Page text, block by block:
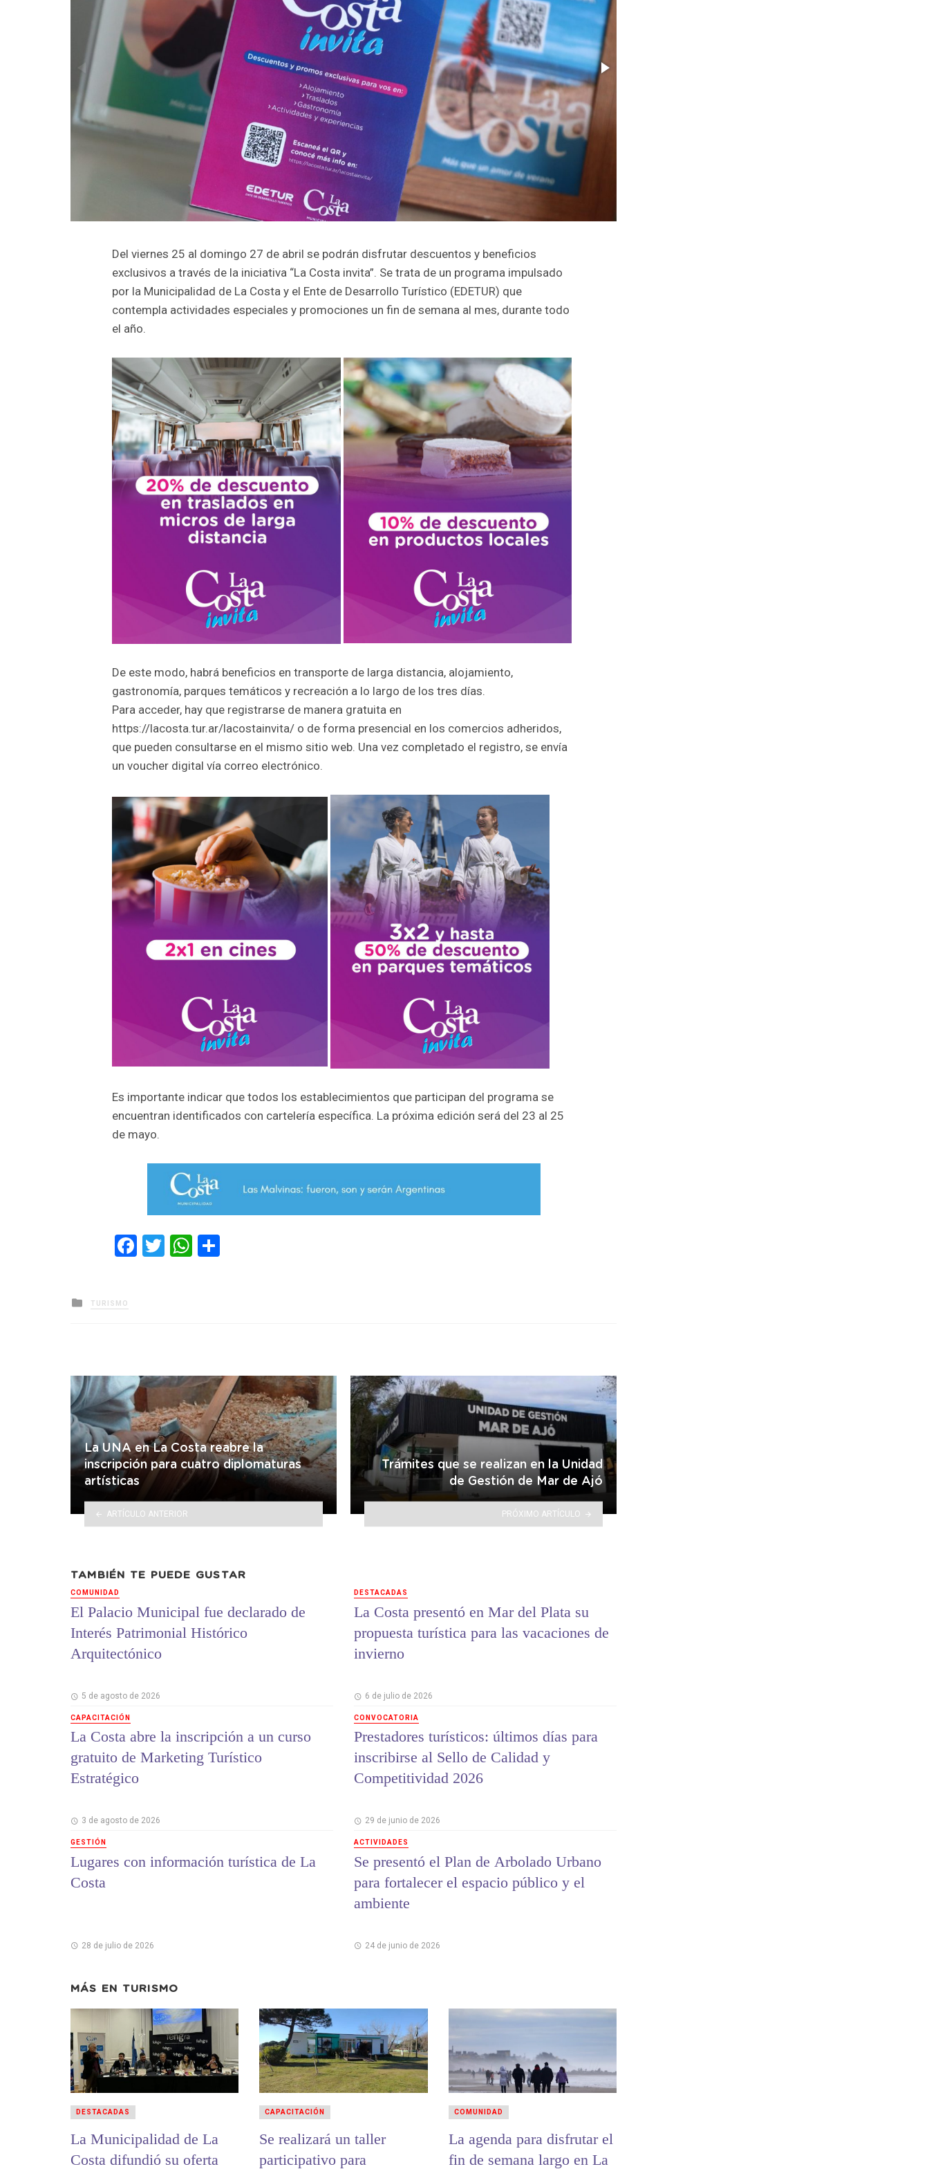
Del viernes 25 al domingo 27 de abril se podrán disfrutar descuentos y beneficios
exclusivos a través de la iniciativa “La Costa invita”. Se trata de un programa impulsado
por la Municipalidad de La Costa y el Ente de Desarrollo Turístico (EDETUR) que
contempla actividades especiales y promociones un fin de semana al mes, durante todo
el año.
De este modo, habrá beneficios en transporte de larga distancia, alojamiento,
gastronomía, parques temáticos y recreación a lo largo de los tres días.
Para acceder, hay que registrarse de manera gratuita en
https://lacosta.tur.ar/lacostainvita/ o de forma presencial en los comercios adheridos,
que pueden consultarse en el mismo sitio web. Una vez completado el registro, se envía
un voucher digital vía correo electrónico.
Es importante indicar que todos los establecimientos que participan del programa se
encuentran identificados con cartelería específica. La próxima edición será del 23 al 25
de mayo.
Facebook
TwitterWhatsApp
Posted
in
TURISMO
La UNA en La Costa reabre la
inscripción para cuatro diplomaturas
artísticas
ARTÍCULO ANTERIOR
Trámites que se realizan en la Unidad
de Gestión de Mar de Ajó
PRÓXIMO ARTÍCULO
TAMBIÉN TE PUEDE GUSTAR
COMUNIDAD
El Palacio Municipal fue declarado de
Interés Patrimonial Histórico
Arquitectónico
5 de agosto de 2026
CAPACITACIÓN
La Costa abre la inscripción a un curso
gratuito de Marketing Turístico
Estratégico
3 de agosto de 2026
GESTIÓN
Lugares con información turística de La
Costa
28 de julio de 2026
DESTACADAS
La Costa presentó en Mar del Plata su
propuesta turística para las vacaciones de
invierno
6 de julio de 2026
CONVOCATORIA
Prestadores turísticos: últimos días para
inscribirse al Sello de Calidad y
Competitividad 2026
29 de junio de 2026
ACTIVIDADES
Se presentó el Plan de Arbolado Urbano
para fortalecer el espacio público y el
ambiente
24 de junio de 2026
MÁS EN TURISMO
La Municipalidad de La
Costa difundió su oferta
DESTACADAS
Se realizará un taller
participativo para
CAPACITACIÓN
La agenda para disfrutar el
fin de semana largo en La
COMUNIDAD